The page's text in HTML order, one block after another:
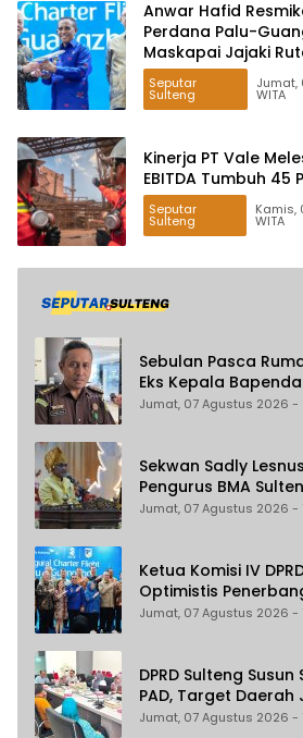
Anwar Hafid
Perdana Palu-
Maskapai Jajaki
Seputar
Sulteng
Jumat,
WITA
Kinerja PT Vale
EBITDA Tumbuh 45
Seputar
Sulteng
Kamis,
WITA
Sebulan Pasca
Eks Kepala
Tersangka Dugaan
Jumat, 07 Agustus 2026 -
Sekwan Sadly
Pengurus BMA
2031
Jumat, 07 Agustus 2026 -
Ketua Komisi IV
Optimistis
Guangzhou
Jumat, 07 Agustus 2026 -
DPRD Sulteng
PAD, Target Daerah
Sekaligus Penghasil
Jumat, 07 Agustus 2026 -